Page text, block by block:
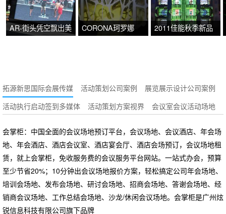
AR-街头凭空飘出美
CORONA珂罗娜
2011佳能秋季新品
拓源新思国际会展传媒 活动策划公司案例
展览展示设计公司案例
活动执行启动签到多媒体
活动策划方案视界 会议室会议活动场地
会掌柜：中国全面的会议场地预订平台，会议场地、会议酒店、年会场
地、年会酒店、酒店会议室、酒店宴会厅、酒店会场预订，会议场地租
赁，就上会掌柜，免收服务费的会议服务平台网站。一站式办会，预算
至少节省20%；10分钟出会议场地报价方案，轻松搞定公司年会场地、
培训会场地、发布会场地、研讨会场地、招商会场地、答谢会场地、经
销商会议场地、工作总结会场地、沙龙/休闲会议场地。会掌柜是广州炫
锐信息科技有限公司旗下品牌